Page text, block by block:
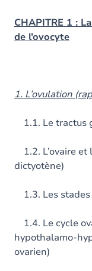
CHAPITRE 1 :
de l’ovocyte
1. L’ovulation
1.1. Le tractus
1.2. L’ovaire et
dictyotène)
1.3. Les
1.4. Le cycle
hypothalamo-
ovarien)